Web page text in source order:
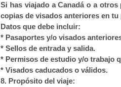
Si has viajado a Canadá o a
copias de visados anteriores en tu
Datos que debe incluir:
* Pasaportes y/o visados
* Sellos de entrada y salida.
* Permisos de estudio y/o trabajo
* Visados caducados o válidos.
8. ⁠Propósito del viaje: